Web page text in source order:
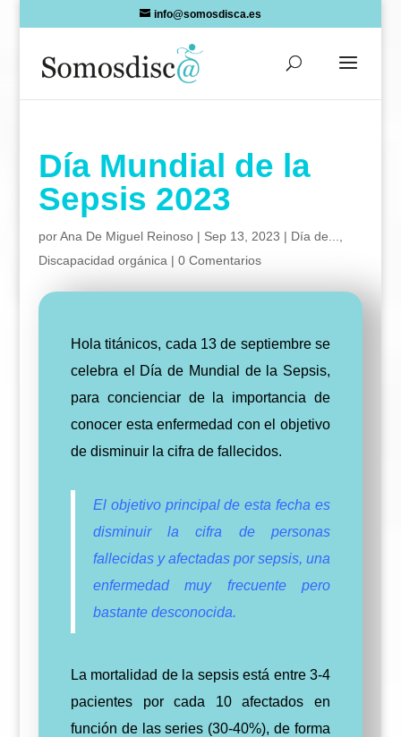
info@somosdisca.es
Día Mundial de la
Sepsis 2023
porAna De Miguel Reinoso| Sep 13, 2023 | Día de...
Discapacidad orgánica | 0 Comentarios
Hola titánicos, cada 13 de septiembre se
celebra el Día de Mundial de la Sepsis,
para concienciar de la importancia de
conocer esta enfermedad con el objetivo
de disminuir la cifra de fallecidos.
El objetivo principal de esta fecha es
disminuir la cifra de personas
fallecidas y afectadas por sepsis, una
enfermedad muy frecuente pero
bastante desconocida.
La mortalidad de la sepsis está entre 3-4
pacientes por cada 10 afectados en
función de las series (30-40%), de forma